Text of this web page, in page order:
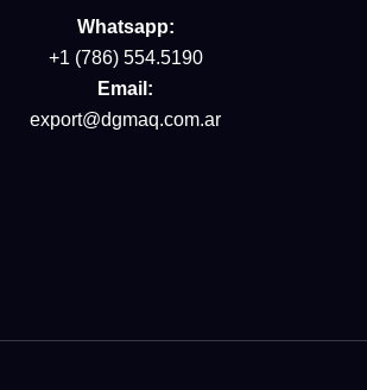
Whatsapp:
+1 (786) 554.5190
Email:
export@dgmaq.com.ar